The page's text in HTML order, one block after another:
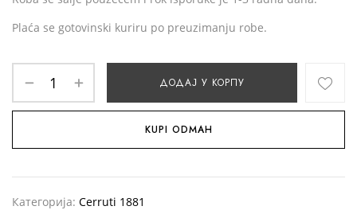
Plaća se gotovinski kuriru po preuzimanju robe.
ДОДАЈ У КОРПУ
KUPI ODMAH
Категорија: Cerruti 1881